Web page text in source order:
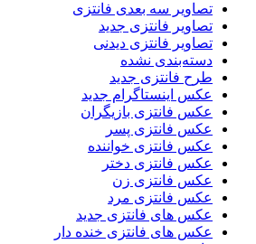
تصاویر سه بعدی فانتزی
تصاویر فانتزی جدید
تصاویر فانتزی دیدنی
دسته‌بندی نشده
طرح فانتزی جدید
عکس اینستاگرام جدید
عکس فانتزی بازیگران
عکس فانتزی پسر
عکس فانتزی خواننده
عکس فانتزی دختر
عکس فانتزی زن
عکس فانتزی مرد
عکس های فانتزی جدید
عکس های فانتزی خنده دار